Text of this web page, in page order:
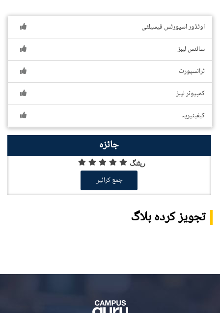
اوٹڈور اسپورٹس فیسیلٹی
سائنس لیبز
ٹرانسپورٹ
کمپیوٹر لیبز
کیفیٹیریہ
جائزہ
ریٹنگ
جمع کرائیں
تجویز کردہ بلاگ